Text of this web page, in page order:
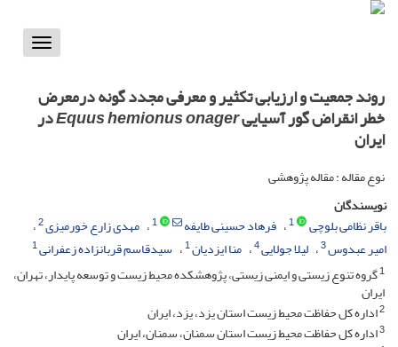
Toggle
روند جمعیت و ارزیابی تکثیر و معرفی مجدد گونه درمعرض
خطر انقراض گور آسیاییEquus hemionus onagerدر
ایران
نوع مقاله : مقاله پژوهشی
نویسندگان
باقر نظامی بلوچی
1 فرهاد حسینی طایفه 1 مهدی زارع خورمیزی2
امیر عبدوس3 لیلا جولایی4 منا ایزدیان1 سیدقاسم قربانزاده زعفرانی1
1گروه تنوع زیستی و ایمنی زیستی، پژوهشکده محیط زیست و توسعه پایدار، تهران،
ایران
2اداره کل حفاظت محیط زیست استان یزد، یزد، ایران
3اداره کل حفاظت محیط زیست استان سمنان، سمنان، ایران